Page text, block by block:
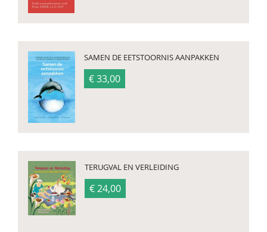
SAMEN DE EETSTOORNIS AANPAKKEN
€ 33,00
TERUGVAL EN VERLEIDING
€ 24,00